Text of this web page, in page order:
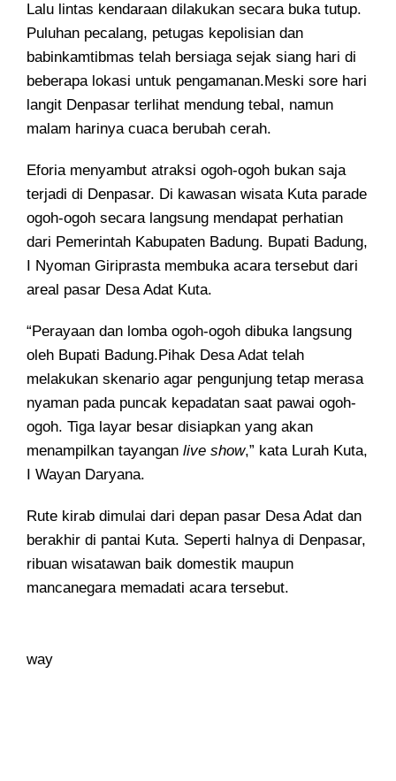
Lalu lintas kendaraan dilakukan secara buka tutup.
Puluhan pecalang, petugas kepolisian dan
babinkamtibmas telah bersiaga sejak siang hari di
beberapa lokasi untuk pengamanan.Meski sore hari
langit Denpasar terlihat mendung tebal, namun
malam harinya cuaca berubah cerah.
Eforia menyambut atraksi ogoh-ogoh bukan saja
terjadi di Denpasar. Di kawasan wisata Kuta parade
ogoh-ogoh secara langsung mendapat perhatian
dari Pemerintah Kabupaten Badung. Bupati Badung,
I Nyoman Giriprasta membuka acara tersebut dari
areal pasar Desa Adat Kuta.
“Perayaan dan lomba ogoh-ogoh dibuka langsung
oleh Bupati Badung.Pihak Desa Adat telah
melakukan skenario agar pengunjung tetap merasa
nyaman pada puncak kepadatan saat pawai ogoh-
ogoh. Tiga layar besar disiapkan yang akan
menampilkan tayangan live show,” kata Lurah Kuta,
I Wayan Daryana.
Rute kirab dimulai dari depan pasar Desa Adat dan
berakhir di pantai Kuta. Seperti halnya di Denpasar,
ribuan wisatawan baik domestik maupun
mancanegara memadati acara tersebut.
way